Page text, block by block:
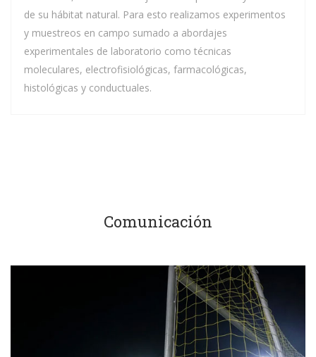
de su hábitat natural. Para esto realizamos experimentos
y muestreos en campo sumado a abordajes
experimentales de laboratorio como técnicas
moleculares, electrofisiológicas, farmacológicas,
histológicas y conductuales.
Comunicación